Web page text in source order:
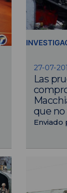
27-07-
Las
que
Enviado